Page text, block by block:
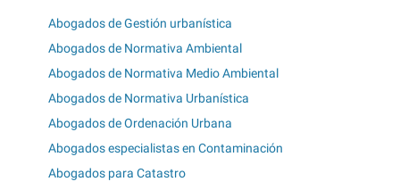
Abogados de Gestión urbanística
Abogados de Normativa Ambiental
Abogados de Normativa Medio Ambiental
Abogados de Normativa Urbanística
Abogados de Ordenación Urbana
Abogados especialistas en Contaminación
Abogados para Catastro